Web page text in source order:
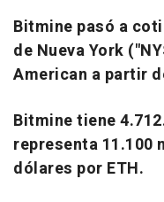
Bitmine pasó a
de Nueva York
American a partir
Bitmine tiene
representa 11.100
dólares por ETH.